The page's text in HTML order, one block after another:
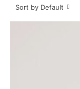
Sort by Default